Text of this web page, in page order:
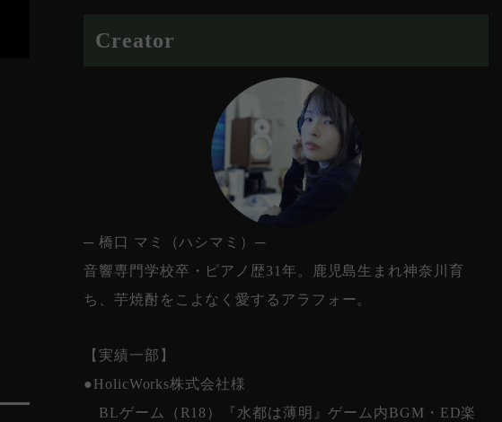
Creator
─ 橋口 マミ（ハシマミ）─
音響専門学校卒・ピアノ歴31年。鹿児島生まれ神奈川育
ち、芋焼酎をこよなく愛するアラフォー。
【実績一部】
●HolicWorks株式会社様
BLゲーム（R18）『水都は薄明』ゲーム内BGM・ED楽